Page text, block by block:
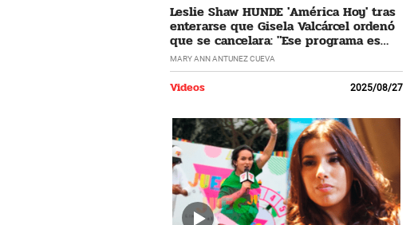
Leslie Shaw HUNDE 'América Hoy' tras
enterarse que Gisela Valcárcel ordenó
que se cancelara: "Ese programa es
horrible"
MARY ANN ANTUNEZ CUEVA
Videos 2025/08/27